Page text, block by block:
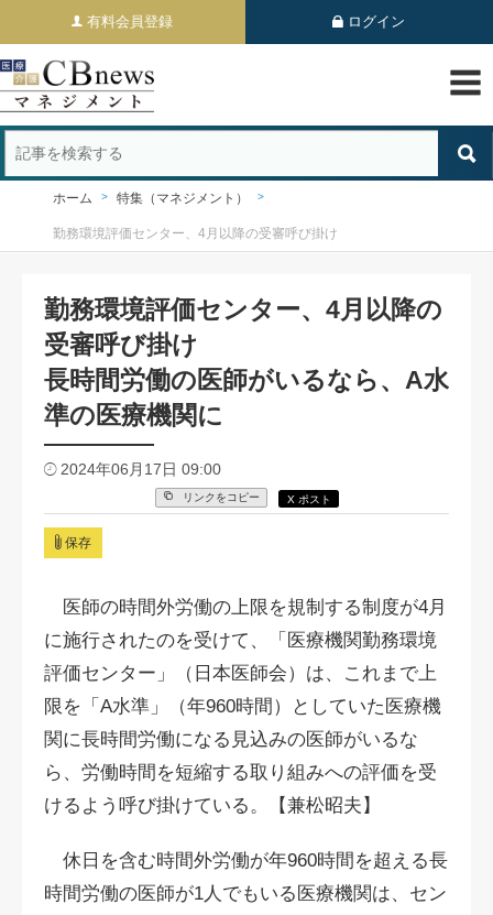
有料会員登録 ログイン
ホーム 特集（マネジメント）
勤務環境評価センター、4月以降の受審呼び掛け
勤務環境評価センター、4月以降の
受審呼び掛け
長時間労働の医師がいるなら、A水
準の医療機関に
2024年06月17日 09:00
リンクをコピー X ポスト
保存
医師の時間外労働の上限を規制する制度が4月
に施行されたのを受けて、「医療機関勤務環境
評価センター」（日本医師会）は、これまで上
限を「A水準」（年960時間）としていた医療機
関に長時間労働になる見込みの医師がいるな
ら、労働時間を短縮する取り組みへの評価を受
けるよう呼び掛けている。【兼松昭夫】
休日を含む時間外労働が年960時間を超える長
時間労働の医師が1人でもいる医療機関は、セン